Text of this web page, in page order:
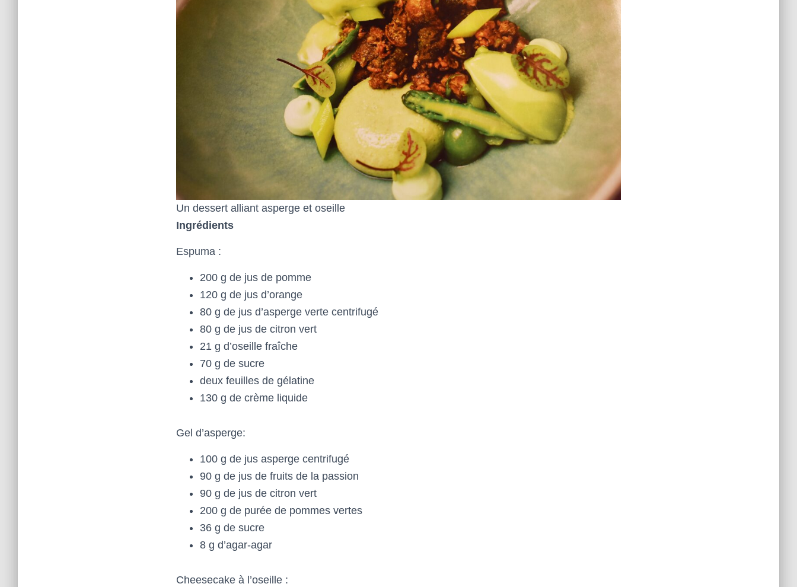
Un dessert alliant asperge et oseille
Ingrédients
Espuma :
200 g de jus de pomme
120 g de jus d’orange
80 g de jus d’asperge verte centrifugé
80 g de jus de citron vert
21 g d’oseille fraîche
70 g de sucre
deux feuilles de gélatine
130 g de crème liquide
Gel d’asperge:
100 g de jus asperge centrifugé
90 g de jus de fruits de la passion
90 g de jus de citron vert
200 g de purée de pommes vertes
36 g de sucre
8 g d’agar-agar
Cheesecake à l’oseille :